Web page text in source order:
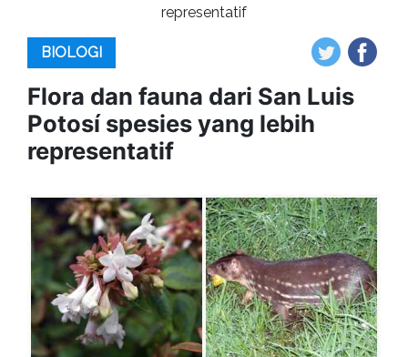
representatif
BIOLOGI
Flora dan fauna dari San Luis
Potosí spesies yang lebih
representatif